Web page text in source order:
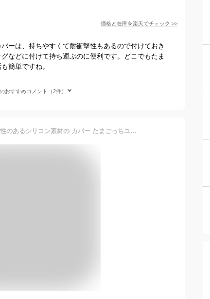
価格と在庫を楽天でチェック >>
ーは、持ちやすくて耐衝撃性もあるので付けておき
などに付けて持ち運ぶのに便利です。どこでもたま
簡単ですね。
おすすめコメント（2件）
Tamagotchi Uni ケース 柔軟性のあるシリコン素材の カバー たまごっちユニ CASE 耐衝撃 落下防止 収納 保護 ソフトケース 便利 実用 おすすめ おしゃれ カバー